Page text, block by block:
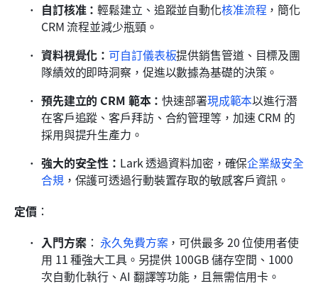
自訂核准：輕鬆建立、追蹤並自動化核准流程 ，簡化
CRM 流程並減少瓶頸。
資料視覺化： 可自訂儀表板提供銷售管道、目標及團
隊績效的即時洞察，促進以數據為基礎的決策。
預先建立的 CRM 範本：快速部署現成範本以進行潛
在客戶追蹤、客戶拜訪、合約管理等，加速 CRM 的
採用與提升生產力。
強大的安全性： Lark 透過資料加密，確保企業級安全
合規，保護可透過行動裝置存取的敏感客戶資訊。
定價：
入門方案： 永久免費方案，可供最多 20 位使用者使
用 11 種強大工具。另提供 100GB 儲存空間、1000
次自動化執行、AI 翻譯等功能，且無需信用卡。